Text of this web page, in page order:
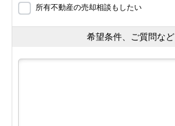
所有不動産の売却相談もしたい
希望条件、ご質問など